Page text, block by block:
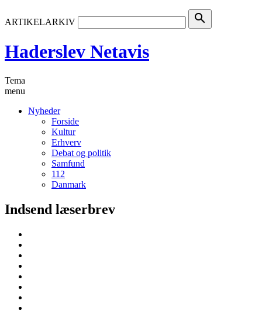
ARTIKELARKIV search
Haderslev Netavis
Tema
menu
Nyheder
Forside
Kultur
Erhverv
Debat og politik
Samfund
112
Danmark
Indsend læserbrev